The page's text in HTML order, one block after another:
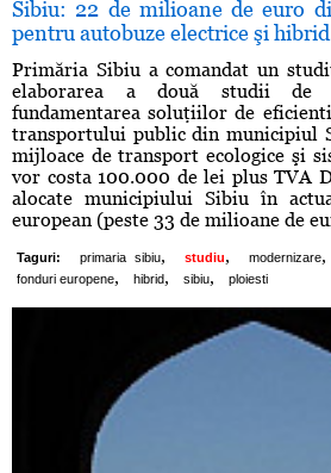
Sibiu: 22 de milioane de euro
pentru autobuze electrice şi
Primăria Sibiu a comandat un
elaborarea a două studii de
fundamentarea soluţiilor de
transportului public din municipiul
mijloace de transport ecologice şi
vor costa 100.000 de lei plus TVA
alocate municipiului Sibiu în
european (peste 33 de milioane de
Taguri: primaria sibiu, studiu, modernizare,
fonduri europene, hibrid, sibiu, ploiesti